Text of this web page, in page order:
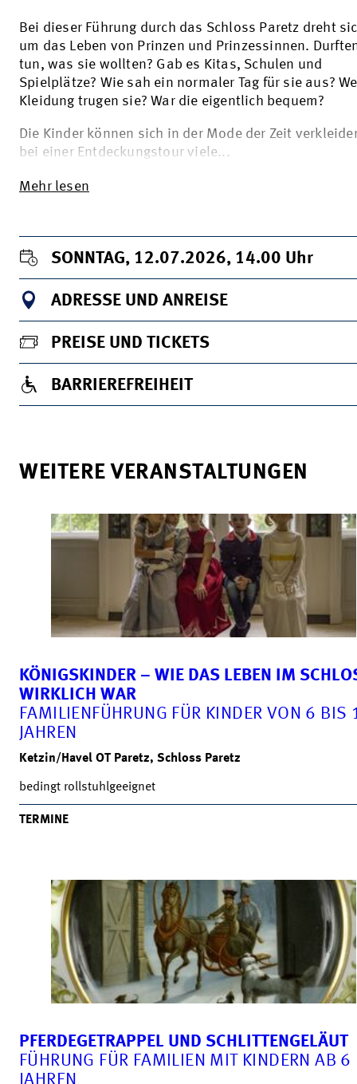
Bei dieser Führung durch das Schloss Paretz dreht
um das Leben von Prinzen und Prinzessinnen.
tun, was sie wollten? Gab es Kitas, Schulen und
Spielplätze? Wie sah ein normaler Tag für sie aus?
Kleidung trugen sie? War die eigentlich bequem?
Die Kinder können sich in der Mode der Zeit
bei einer Entdeckungstour viele...
Mehr lesen
SONNTAG, 12.07.2026, 14.00 Uhr
ADRESSE UND ANREISE
PREISE UND TICKETS
BARRIEREFREIHEIT
WEITERE VERANSTALTUNGEN
KÖNIGSKINDER – WIE DAS LEBEN IM
WIRKLICH WAR
FAMILIENFÜHRUNG FÜR KINDER VON 6 BIS
JAHREN
Ketzin/Havel OT Paretz, Schloss Paretz
bedingt rollstuhlgeeignet
TERMINE
PFERDEGETRAPPEL UND SCHLITTENGELÄUT
FÜHRUNG FÜR FAMILIEN MIT KINDERN AB 6
JAHREN